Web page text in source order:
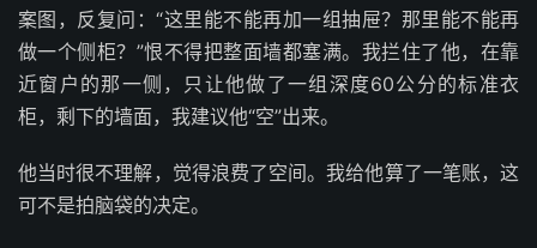
案图，反复问：“这里能不能再加一组抽屉？那里能不能再
做一个侧柜？”恨不得把整面墙都塞满。我拦住了他，在靠
近窗户的那一侧，只让他做了一组深度60公分的标准衣
柜，剩下的墙面，我建议他“空”出来。
他当时很不理解，觉得浪费了空间。我给他算了一笔账，这
可不是拍脑袋的决定。